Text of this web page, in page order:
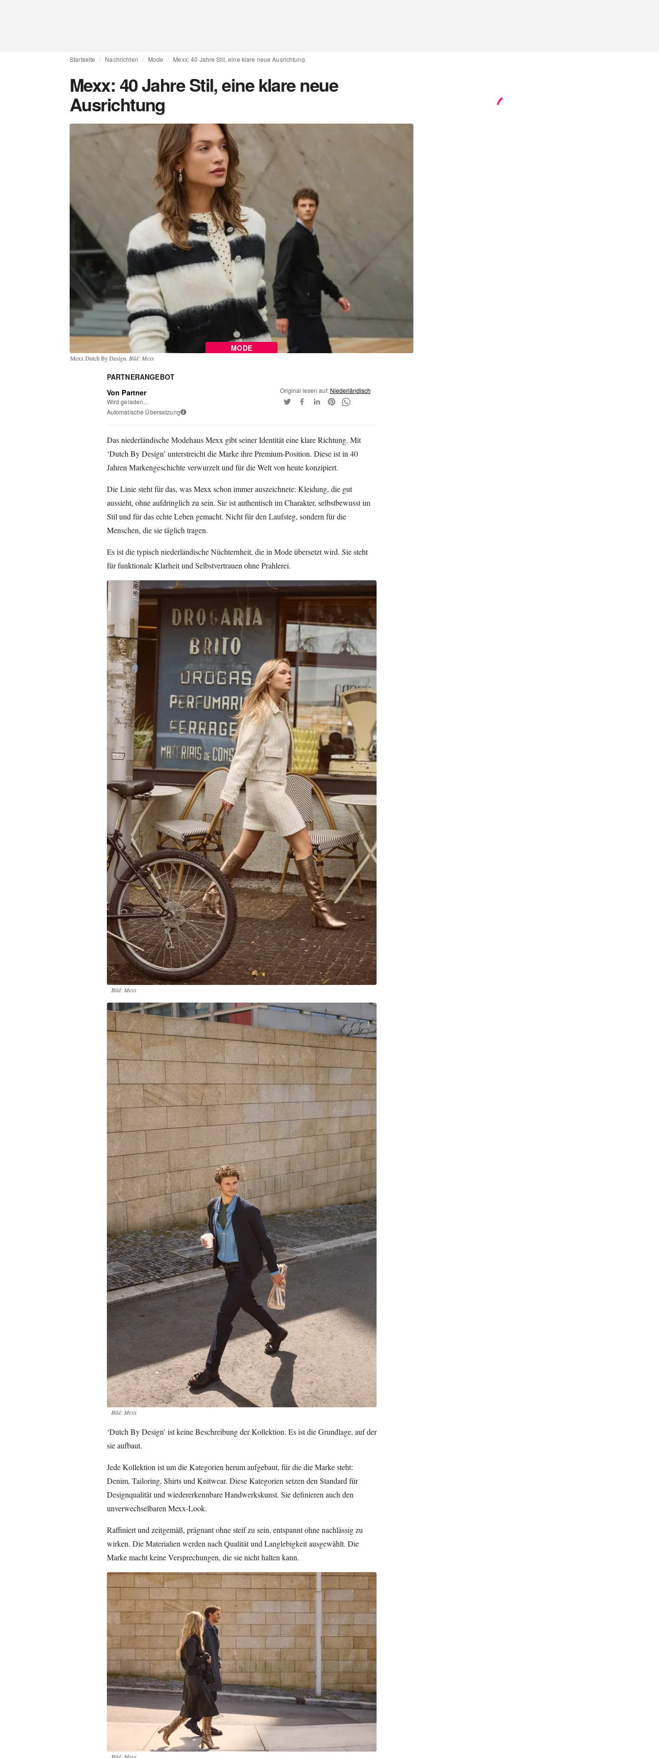
Startseite Nachrichten Mode Mexx: 40 Jahre Stil, eine klare neue Ausrichtung
Mexx: 40 Jahre Stil, eine klare neue
Ausrichtung
MODE
Mexx Dutch By Design. Bild: Mexx
PARTNERANGEBOT
Von Partner
Wird geladen...
Automatische Übersetzung i
Original lesen auf: Niederländisch
Das niederländische Modehaus Mexx gibt seiner Identität eine klare Richtung. Mit
‘Dutch By Design’ unterstreicht die Marke ihre Premium-Position. Diese ist in 40
Jahren Markengeschichte verwurzelt und für die Welt von heute konzipiert.
Die Linie steht für das, was Mexx schon immer auszeichnete: Kleidung, die gut
aussieht, ohne aufdringlich zu sein. Sie ist authentisch im Charakter, selbstbewusst im
Stil und für das echte Leben gemacht. Nicht für den Laufsteg, sondern für die
Menschen, die sie täglich tragen.
Es ist die typisch niederländische Nüchternheit, die in Mode übersetzt wird. Sie steht
für funktionale Klarheit und Selbstvertrauen ohne Prahlerei.
Bild: Mexx
Bild: Mexx
‘Dutch By Design’ ist keine Beschreibung der Kollektion. Es ist die Grundlage, auf der
sie aufbaut.
Jede Kollektion ist um die Kategorien herum aufgebaut, für die die Marke steht:
Denim, Tailoring, Shirts und Knitwear. Diese Kategorien setzen den Standard für
Designqualität und wiedererkennbare Handwerkskunst. Sie definieren auch den
unverwechselbaren Mexx-Look.
Raffiniert und zeitgemäß, prägnant ohne steif zu sein, entspannt ohne nachlässig zu
wirken. Die Materialien werden nach Qualität und Langlebigkeit ausgewählt. Die
Marke macht keine Versprechungen, die sie nicht halten kann.